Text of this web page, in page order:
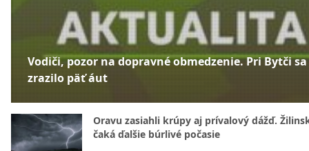
Vodiči, pozor na dopravné obmedzenie. Pri Bytči sa
zrazilo päť áut
Oravu zasiahli krúpy aj prívalový dážď.
čaká ďalšie búrlivé počasie